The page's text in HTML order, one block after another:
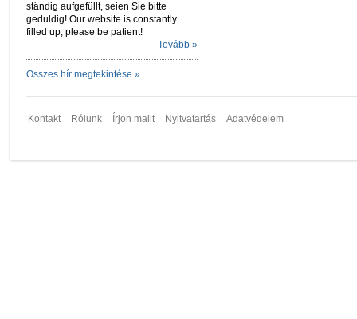
ständig aufgefüllt, seien Sie bitte
geduldig! Our website is constantly
filled up, please be patient!
Tovább »
Összes hír megtekintése »
Kontakt Rólunk Írjon mailt Nyitvatartás Adatvédelem